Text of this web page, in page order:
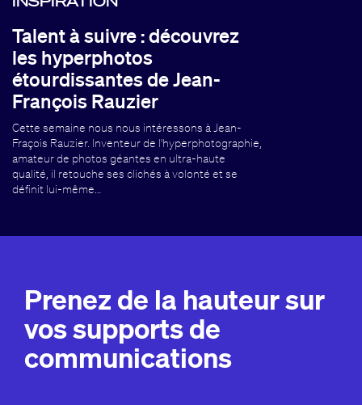
Talent à suivre : découvrez
les hyperphotos
étourdissantes de Jean-
François Rauzier
Cette semaine nous nous intéressons à Jean-
Fraçois Rauzier. Inventeur de l'hyperphotographie,
amateur de photos géantes en ultra-haute
qualité, il retouche ses clichés à volonté et se
définit lui-même…
Prenez de la hauteur sur
vos supports de
communications